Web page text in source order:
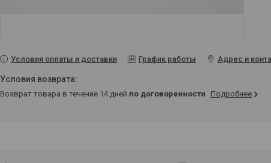
Условия оплаты и доставки График работы Адрес и
возврат товара в течение 14 дней по договоренности Подробнее